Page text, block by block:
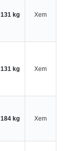
131 kg Xem
131 kg Xem
184 kg Xem